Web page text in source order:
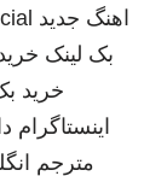
اهنگ جدید
بک لینک
خرید
اینستاگرام
مترجم